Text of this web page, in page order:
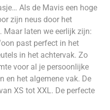
Als de Mavis een hoge
zijn neus door het
laten we eerlijk zijn:
past perfect in het
in het achtervak. Zo
voor al je persoonlijke
en het algemene vak. De
XS tot XXL. De perfecte